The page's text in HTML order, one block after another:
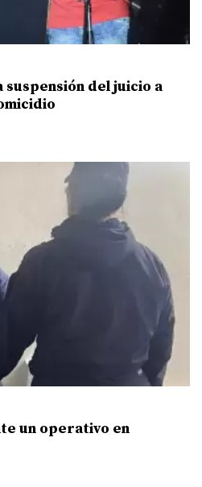
suspensión del juicio a
un operativo en